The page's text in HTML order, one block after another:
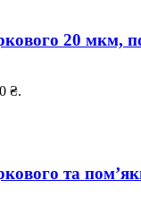
20 мкм,
₴.
та